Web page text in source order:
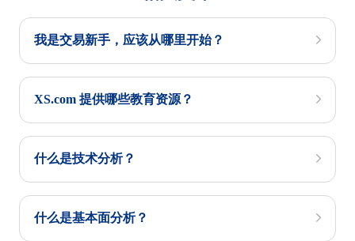
我是交易新手，应该从哪里开始？
XS.com 提供哪些教育资源？
什么是技术分析？
什么是基本面分析？